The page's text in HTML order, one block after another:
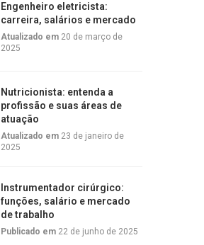
Engenheiro eletricista:
carreira, salários e mercado
Atualizado em 20 de março de
2025
Nutricionista: entenda a
profissão e suas áreas de
atuação
Atualizado em 23 de janeiro de
2025
Instrumentador cirúrgico:
funções, salário e mercado
de trabalho
Publicado em 22 de junho de 2025